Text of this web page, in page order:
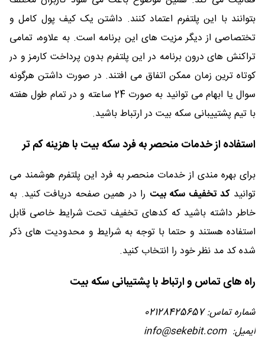
بتوانند با این پلتفرم اعتماد کنند. داشتن یک کیف پول کامل و
تختصاصی از دیگر مزیت های این برنامه است. به علاوه، تمامی
تراکنش های درون برنامه در این پلتفرم بدون پرداخت کارمز و در
کوتاه ترین زمان ممکن اتفاق می افتند. در صورت داشتن هرگونه
سوال یا ابهام می توانید به صورت 24 ساعته و در تمام طول هفته
با تیم پشتییبانی سکه بیت در ارتباط باشید.
استفاده از خدمات منحصر به فرد سکه بیت با هزینه کم تر
برای بهره مندی از خدمات منحصر به فرد این پلتفرم هوشمند می
توانیدکد تخفیف سکه بیت را در همین صفحه دریافت کنید. به
خاطر داشته باشید که کدهای تخفیف تحت شرایط خاصی قابل
استفاده هستند و حتما با توجه به شرایط و محدودیت های ذکر
شده کد مد نظر خود را انتخاب کنید.
راه های تماس و ارتباط با پشتیبانی سکه بیت
شماره تماس: 02128425657
ایمیل: info@sekebit.com